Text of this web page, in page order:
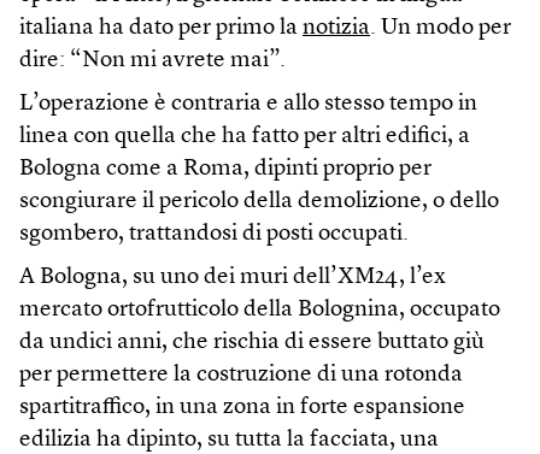
italiana ha dato per primo la notizia. Un modo per
dire: “Non mi avrete mai”.
L’operazione è contraria e allo stesso tempo in
linea con quella che ha fatto per altri edifici, a
Bologna come a Roma, dipinti proprio per
scongiurare il pericolo della demolizione, o dello
sgombero, trattandosi di posti occupati.
A Bologna, su uno dei muri dell’XM24, l’ex
mercato ortofrutticolo della Bolognina, occupato
da undici anni, che rischia di essere buttato giù
per permettere la costruzione di una rotonda
spartitraffico, in una zona in forte espansione
edilizia ha dipinto, su tutta la facciata, una